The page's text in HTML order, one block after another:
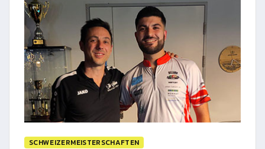
SCHWEIZERMEISTERSCHAFTEN